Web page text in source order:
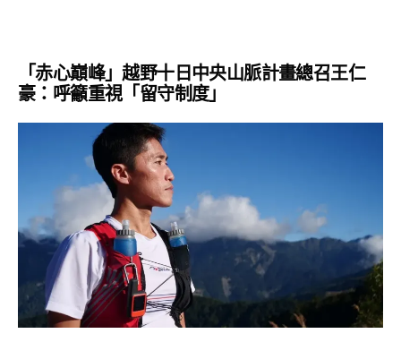
「赤心巔峰」越野十日中央山脈計畫總召王仁
豪：呼籲重視「留守制度」